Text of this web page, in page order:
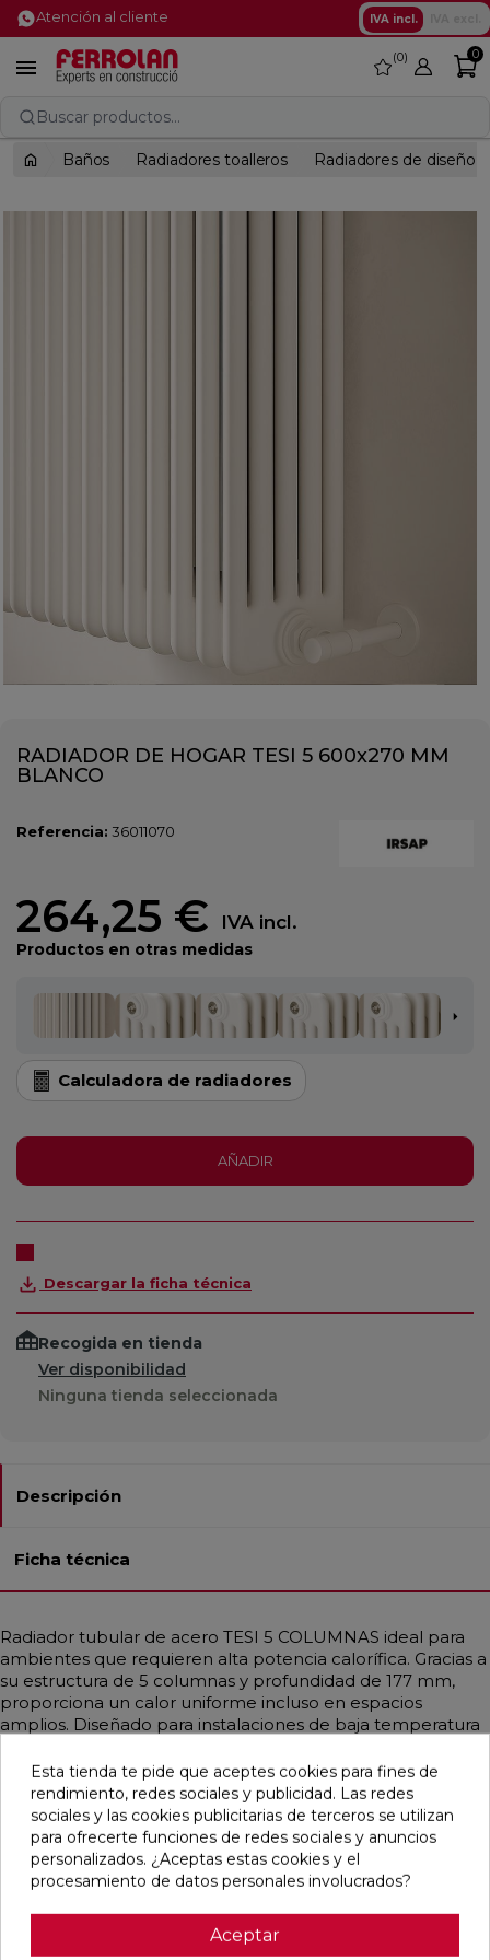
Atención al cliente IVA incl.
 favorite
0 0
Buscar productos...
Baños Radiadores toalleros Radiadores de diseño
RADIADOR DE HOGAR TESI 5 600x270 MM
BLANCO
Referencia: 36011070
264,25 € IVA incl.
Productos en otras medidas
Calculadora de radiadores
AÑADIR
Descargar la ficha técnica
Recogida en tienda
Ver disponibilidad
Ninguna tienda seleccionada
Descripción
Ficha técnica
Radiador tubular de acero TESI 5 COLUMNAS ideal para
ambientes que requieren alta potencia calorífica. Gracias a
su estructura de 5 columnas y profundidad de 177 mm,
proporciona un calor uniforme incluso en espacios
amplios. Diseñado para instalaciones de baja temperatura
Disponible en diferentes medidas, con potencias que
alcanzan hasta 3708 W. Incluye soportes universales del
mismo color, purgador y tapón ciego. Acabado en Blanco
Estándar o personalizable con colores RAL y Acabados
Irsap. Ideal para hogares, oficinas y espacios públicos
gracias a su diseño funcional y elegante.
Esta tienda te pide que aceptes cookies para fines de
rendimiento, redes sociales y publicidad. Las redes
sociales y las cookies publicitarias de terceros se utilizan
para ofrecerte funciones de redes sociales y anuncios
personalizados. ¿Aceptas estas cookies y el
procesamiento de datos personales involucrados?
Aceptar